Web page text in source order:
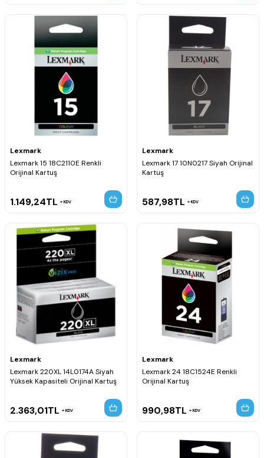
Lexmark
Lexmark 15 18C2110E Renkli
Orijinal Kartuş
1.149,24TL KDV
Lexmark
Lexmark 17 10N0217 Siyah Orijinal
Kartuş
587,98TL KDV
Lexmark
Lexmark 220XL 14L0174A Siyah
Yüksek Kapasiteli Orijinal Kartuş
2.363,01TL KDV
Lexmark
Lexmark 24 18C1524E Renkli
Orijinal Kartuş
990,98TL KDV